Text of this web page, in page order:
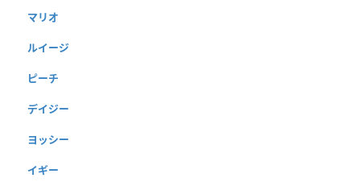
マリオ
ルイージ
ピーチ
デイジー
ヨッシー
イギー